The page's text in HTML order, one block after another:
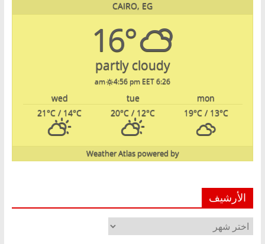
CAIRO, EG
16°
partly cloudy
6:26 am
4:56 pm EET
mon
tue
wed
19°C/ 13°C
20°C / 12°C
21°C / 14°C
powered by
Weather Atlas
الأرشيف
الأرشيف